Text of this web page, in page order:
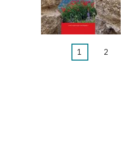
Şu
1 Sayfa
2